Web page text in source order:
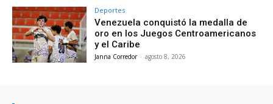
Deportes
Venezuela conquistó la medalla de
oro en los Juegos Centroamericanos
y el Caribe
Janna Corredor - agosto 8, 2026